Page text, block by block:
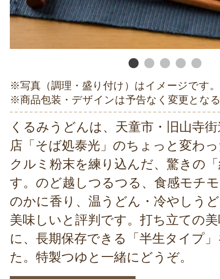
※写真（調理・盛り付け）はイメージです。
※商品包装・デザインは予告なく変更とな
くるみうどんは、天童市・旧山寺
店「そば処泰光」のちょっと変わ
クルミ粉末を練り込んだ、驚きの
す。のど越しつるつる、食感モチ
のかに香り、温うどん・冷やしう
美味しいと評判です。打ち立ての
に、長期保存できる「半生タイプ
た。特製つゆと一緒にどうぞ。